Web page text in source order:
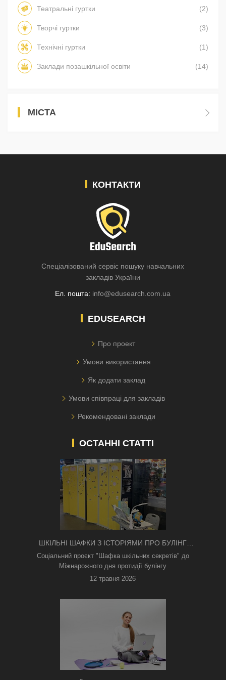
Театральні гуртки (2)
Творчі гуртки (3)
Технічні гуртки (1)
Заклади позашкільної освіти (14)
МІСТА
КОНТАКТИ
Спеціалізований сервіс пошуку навчальних
закладів України
Ел. пошта: info@edusearch.com.ua
EDUSEARCH
Про проект
Умови використання
Як додати заклад
Умови співпраці для закладів
Рекомендовані заклади
ОСТАННІ СТАТТІ
ШКІЛЬНІ ШАФКИ З ІСТОРІЯМИ ПРО БУЛІНГ
З'ЯВИЛИСЯ В КИЄВІ
Соціальний проєкт "Шафка шкільних секретів" до
Міжнарожного дня протидії булінгу
12 травня 2026